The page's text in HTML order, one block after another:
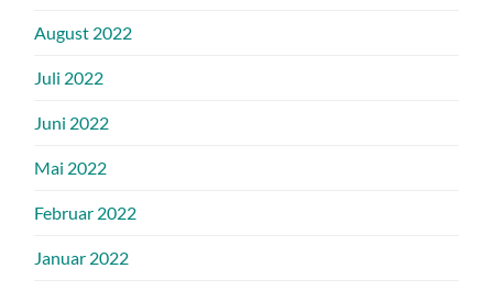
August 2022
Juli 2022
Juni 2022
Mai 2022
Februar 2022
Januar 2022